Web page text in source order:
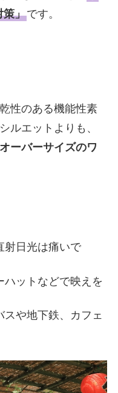
策」です。
性のある機能性素
ルエットよりも、
ーバーサイズのワ
射日光は痛いで
ハットなどで映えを
スや地下鉄、カフェ